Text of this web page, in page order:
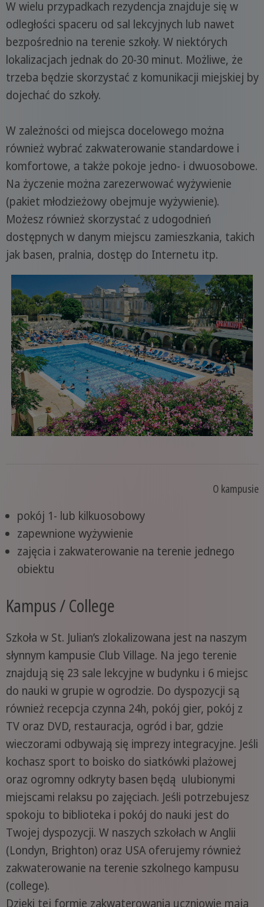
W wielu przypadkach rezydencja znajduje się w
odległości spaceru od sal lekcyjnych lub nawet
bezpośrednio na terenie szkoły. W niektórych
lokalizacjach jednak do 20-30 minut. Możliwe, że
trzeba będzie skorzystać z komunikacji miejskiej by
dojechać do szkoły.
W zależności od miejsca docelowego można
również wybrać zakwaterowanie standardowe i
komfortowe, a także pokoje jedno- i dwuosobowe.
Na życzenie można zarezerwować wyżywienie
(pakiet młodzieżowy obejmuje wyżywienie).
Możesz również skorzystać z udogodnień
dostępnych w danym miejscu zamieszkania, takich
jak basen, pralnia, dostęp do Internetu itp.
O kampusie
pokój 1- lub kilkuosobowy
zapewnione wyżywienie
zajęcia i zakwaterowanie na terenie jednego
obiektu
Kampus / College
Szkoła w St. Julian’s zlokalizowana jest na naszym
słynnym kampusie Club Village. Na jego terenie
znajdują się 23 sale lekcyjne w budynku i 6 miejsc
do nauki w grupie w ogrodzie. Do dyspozycji są
również recepcja czynna 24h, pokój gier, pokój z
TV oraz DVD, restauracja, ogród i bar, gdzie
wieczorami odbywają się imprezy integracyjne. Jeśli
kochasz sport to boisko do siatkówki plażowej
oraz ogromny odkryty basen będą ulubionymi
miejscami relaksu po zajęciach. Jeśli potrzebujesz
spokoju to biblioteka i pokój do nauki jest do
Twojej dyspozycji. W naszych szkołach w Anglii
(Londyn, Brighton) oraz USA oferujemy również
zakwaterowanie na terenie szkolnego kampusu
(college).
Dzięki tej formie zakwaterowania uczniowie mają